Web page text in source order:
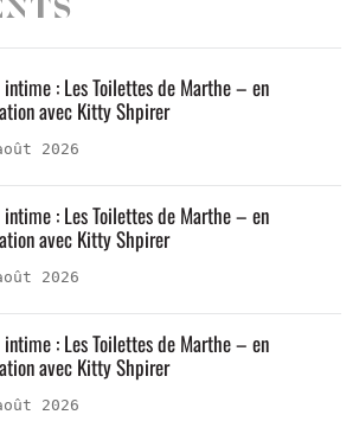
2026
intime : Les Toilettes de Marthe – en
avec Kitty Shpirer
2026
intime : Les Toilettes de Marthe – en
avec Kitty Shpirer
2026
intime : Les Toilettes de Marthe – en
avec Kitty Shpirer